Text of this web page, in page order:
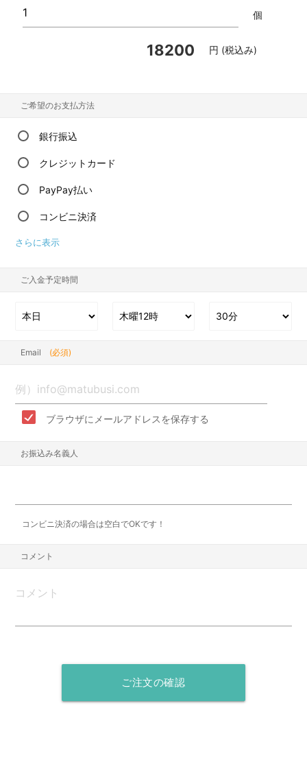
個
円 (税込み)
ご希望のお支払方法
銀行振込
クレジットカード
PayPay払い
コンビニ決済
さらに表示
ご入金予定時間
Email (必須)
ブラウザにメールアドレスを保存する
お振込み名義人
コンビニ決済の場合は空白でOKです！
コメント
ご注文の確認